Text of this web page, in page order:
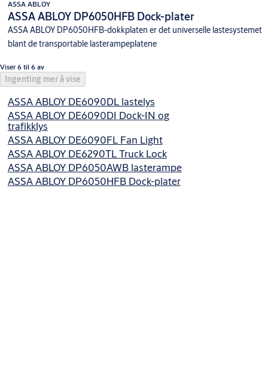
ASSA ABLOY
ASSA ABLOY DP6050HFB Dock-plater
ASSA ABLOY DP6050HFB-dokkplaten er det universelle lastesystemet
blant de transportable lasterampeplatene
Viser 6 til 6 av
Ingenting mer å vise
ASSA ABLOY DE6090DL lastelys
ASSA ABLOY DE6090DI Dock-IN og
trafikklys
ASSA ABLOY DE6090FL Fan Light
ASSA ABLOY DE6290TL Truck Lock
ASSA ABLOY DP6050AWB lasterampe
ASSA ABLOY DP6050HFB Dock-plater